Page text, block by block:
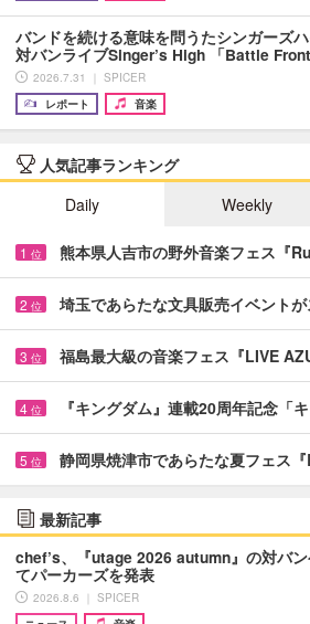
バンドを続ける意味を問うたシンガーズ
対バンライブSinger’s High 「Battle
2026.7.31 ｜ SPICER
レポート
音楽
人気記事ランキング
Daily
Weekly
1 位 熊本県人吉市の野外音楽フェス『
2 位 埼玉であらたな文具販売イベント
3 位 福島最大級の音楽フェス『LIVE
4 位 『キングダム』連載20周年記念「
5 位 静岡県焼津市であらたな夏フェス
最新記事
chef’s、『utage 2026 autumn』の対バ
てパーカーズを発表
2026.8.6 ｜ SPICER